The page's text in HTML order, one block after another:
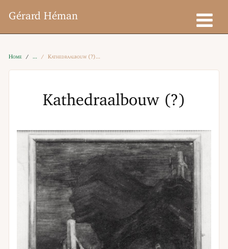
Gérard Héman
Home Kathedraalbouw (?)
Kathedraalbouw (?)